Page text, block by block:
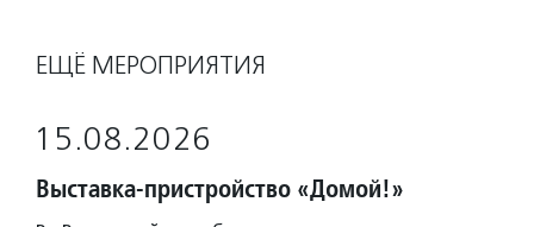
ЕЩЁ МЕРОПРИЯТИЯ
15.08.2026
Выставка-пристройство «Домой!»